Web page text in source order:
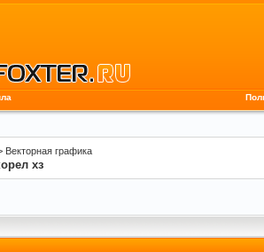
Векторная графика
хз